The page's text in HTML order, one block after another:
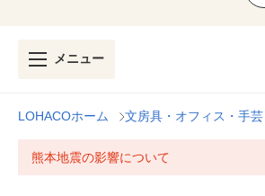
メニュー
LOHACOホーム 文房具・オフィス・手芸
熊本地震の影響について